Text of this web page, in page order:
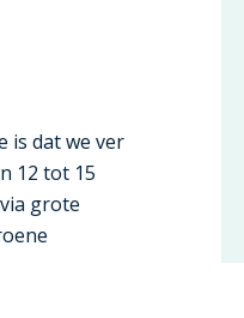
is dat we ver
12 tot 15
grote